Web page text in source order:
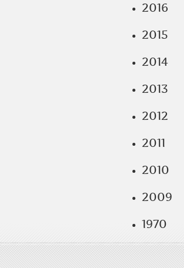
2016
2015
2014
2013
2012
2011
2010
2009
1970